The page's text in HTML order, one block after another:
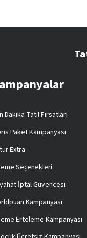
Dakika Tatil Fırsatları
Paket Kampanyası
Extra
Seçenekleri
İptal Güvencesi
Kampanyası
Erteleme Kampanyası